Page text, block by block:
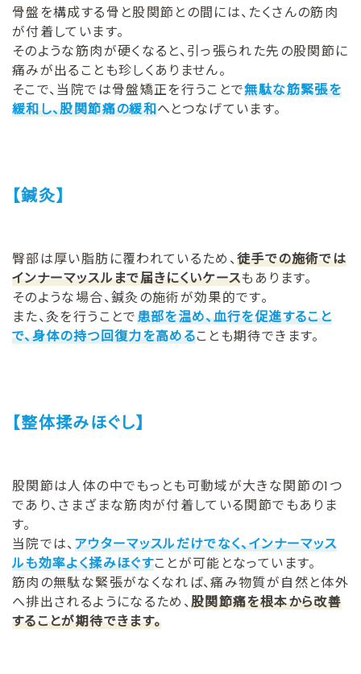
骨盤を構成する骨と股関節との間には、たくさんの筋肉
が付着しています。
そのような筋肉が硬くなると、引っ張られた先の股関節に
痛みが出ることも珍しくありません。
そこで、当院では骨盤矯正を行うことで無駄な筋緊張を
緩和し、股関節痛の緩和へとつなげています。
【鍼灸】
臀部は厚い脂肪に覆われているため、徒手での施術では
インナーマッスルまで届きにくいケースもあります。
そのような場合、鍼灸の施術が効果的です。
また、灸を行うことで患部を温め、血行を促進すること
で、身体の持つ回復力を高めることも期待できます。
【整体揉みほぐし】
股関節は人体の中でもっとも可動域が大きな関節の1つ
であり、さまざまな筋肉が付着している関節でもありま
す。
当院では、 アウターマッスルだけでなく、インナーマッス
ルも効率よく揉みほぐすことが可能となっています。
筋肉の無駄な緊張がなくなれば、痛み物質が自然と体外
へ排出されるようになるため、股関節痛を根本から改善
することが期待できます。